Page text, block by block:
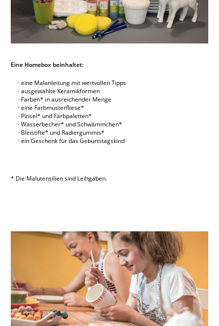
Eine Homebox beinhaltet:
eine Malanleitung mit wertvollen Tipps
ausgewählte Keramikformen
Farben* in ausreichender Menge
eine Farbmusterfliese*
Pinsel* und Farbpaletten*
Wasserbecher* und Schwämmchen*
Bleistifte* und Radiergummis*
ein Geschenk für das Geburtstagskind
* Die Malutensilien sind Leihgaben.